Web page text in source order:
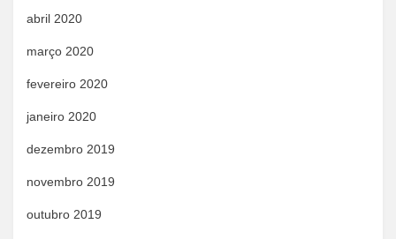
abril 2020
março 2020
fevereiro 2020
janeiro 2020
dezembro 2019
novembro 2019
outubro 2019